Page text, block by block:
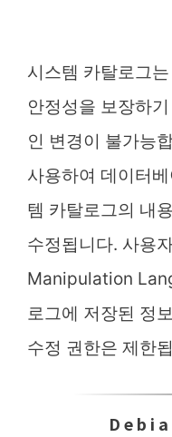
시스템 카탈로그
안정성을 보장하
인 변경이 불가능
사용하여 데이터
템 카탈로그의 내
수정됩니다. 사용
Manipulation
로그에 저장된 정
수정 권한은 제한